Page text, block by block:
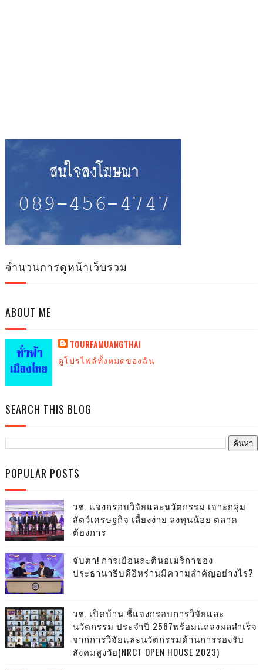
จำนวนการดูหน้าเว็บรวม
ABOUT ME
TOURFAMUANGTHAI
ดูโปรไฟล์ทั้งหมดของฉัน
SEARCH THIS BLOG
POPULAR POSTS
วช. แจงกรอบวิจัยและนวัตกรรม เจาะกลุ่ม
สัตว์เศรษฐกิจ เลี้ยงง่าย ลงทุนน้อย ตลาด
ต้องการ
จับตา! การเยือนละตินอเมริกาของ
ประธานาธิบดีอิหร่านมีความสำคัญอย่างไร?
วช. เปิดบ้าน ชี้แจงกรอบการวิจัยและ
นวัตกรรม ประจำปี 2567พร้อมแถลงผลสำเร็จ
จากการวิจัยและนวัตกรรมด้านการรองรับ
สังคมสูงวัย(NRCT OPEN HOUSE 2023)